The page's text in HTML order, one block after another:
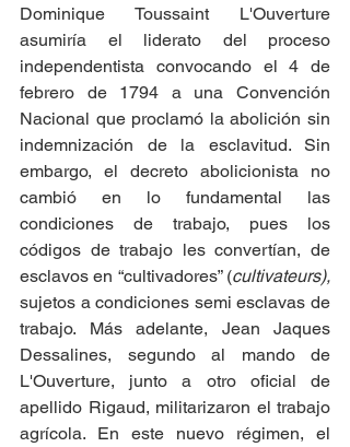
Dominique Toussaint L'Ouverture
asumiría el liderato del proceso
independentista convocando el 4 de
febrero de 1794 a una Convención
Nacional que proclamó la abolición sin
indemnización de la esclavitud. Sin
embargo, el decreto abolicionista no
cambió en lo fundamental las
condiciones de trabajo, pues los
códigos de trabajo les convertían, de
esclavos en “cultivadores” (
sujetos a condiciones semi esclavas de
trabajo. Más adelante, Jean Jaques
Dessalines, segundo al mando de
L'Ouverture, junto a otro oficial de
apellido Rigaud, militarizaron el trabajo
agrícola. En este nuevo régimen, el